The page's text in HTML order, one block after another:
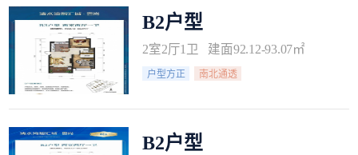
B2户型
2室2厅1卫 建面92.12-93.07㎡
户型方正 南北通透
B2户型